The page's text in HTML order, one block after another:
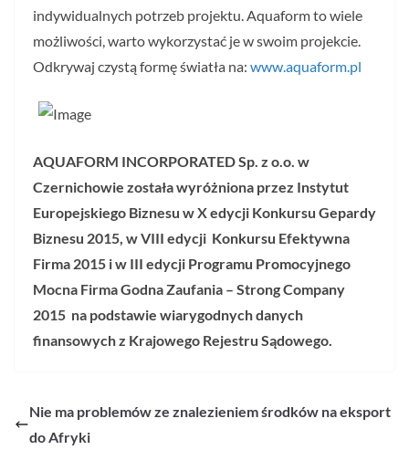
indywidualnych potrzeb projektu. Aquaform to wiele
możliwości, warto wykorzystać je w swoim projekcie.
Odkrywaj czystą formę światła na: www.aquaform.pl
AQUAFORM INCORPORATED Sp. z o.o. w
Czernichowie została wyróżniona przez Instytut
Europejskiego Biznesu w X edycji Konkursu Gepardy
Biznesu 2015, w VIII edycji Konkursu Efektywna
Firma 2015 i w III edycji Programu Promocyjnego
Mocna Firma Godna Zaufania – Strong Company
2015 na podstawie wiarygodnych danych
finansowych z Krajowego Rejestru Sądowego.
Nie ma problemów ze znalezieniem środków na eksport
do Afryki